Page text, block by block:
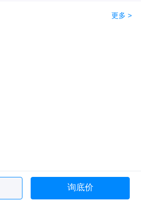
更多 >
询底价